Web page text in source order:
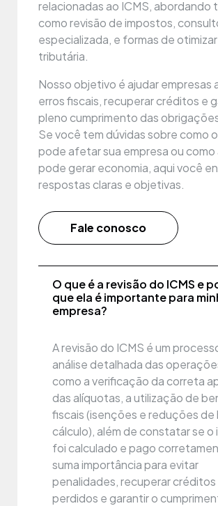
relacionadas ao ICMS, abordando
como revisão de impostos,
especializada, e formas de
tributária.
Nosso objetivo é ajudar empresas
erros fiscais, recuperar créditos e
pleno cumprimento das
Se você tem dúvidas sobre como
pode afetar sua empresa ou como
pode gerar economia, aqui você
respostas claras e objetivas.
Fale conosco
O que é a revisão do ICMS e
que ela é importante para
empresa?
A revisão do ICMS é um
análise detalhada das
como a verificação da correta
das alíquotas, a utilização de
fiscais (isenções e reduções de
cálculo), além de constatar se o
foi calculado e pago
suma importância para evitar
penalidades, recuperar créditos
perdidos e garantir o